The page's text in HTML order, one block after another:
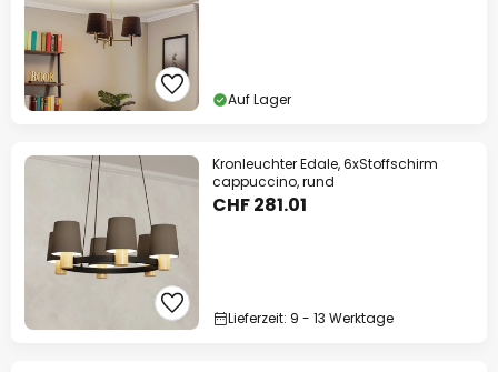
Auf Lager
Kronleuchter Edale, 6xStoffschirm
cappuccino, rund
CHF 281.01
Lieferzeit: 9 - 13 Werktage